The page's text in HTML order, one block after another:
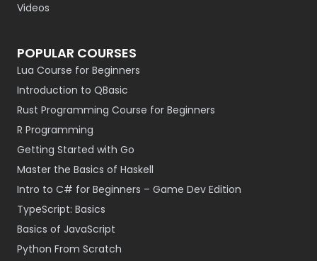
Videos
POPULAR COURSES
Lua Course for Beginners
Introduction to QBasic
Rust Programming Course for Beginners
R Programming
Getting Started with Go
Master the Basics of Haskell
Intro to C# for Beginners – Game Dev Edition
TypeScript: Basics
Basics of JavaScript
Python From Scratch